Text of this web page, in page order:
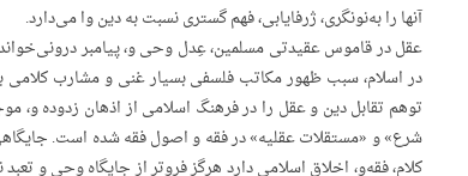
آنها را به‌نونگری، ژرفایابی، فهم‌ گستری‌ نسبت‌ به‌ دین‌ وا می‌دارد.
عقل‌ در قاموس‌ عقیدتی‌ مسلمین، عِدل‌ وحی‌ و، پیامبر
در اسلام، سبب‌ ظهور مکاتب‌ فلسفی‌ بسیار غنی‌ و مشارب‌ کلامی‌
تو‌هم‌ تقابل‌ دین‌ و عقل‌ را در فرهنگ‌ اسلامی‌ از اذهان‌ زدوده‌
شرع» و «مستقلات‌ عقلیه» در فقه‌ و اصول‌ فقه‌ شده‌ است.
کلام، فقه‌و، اخلاق‌ اسلامی‌ دارد هرگز فروتر از جایگاه‌ وحی‌ و